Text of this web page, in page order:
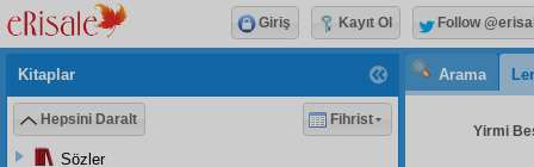
Arama
Yirmi
Kitaplar
Hepsini Daralt Fihrist
Sözler
Giriş Kayıt Ol Follow